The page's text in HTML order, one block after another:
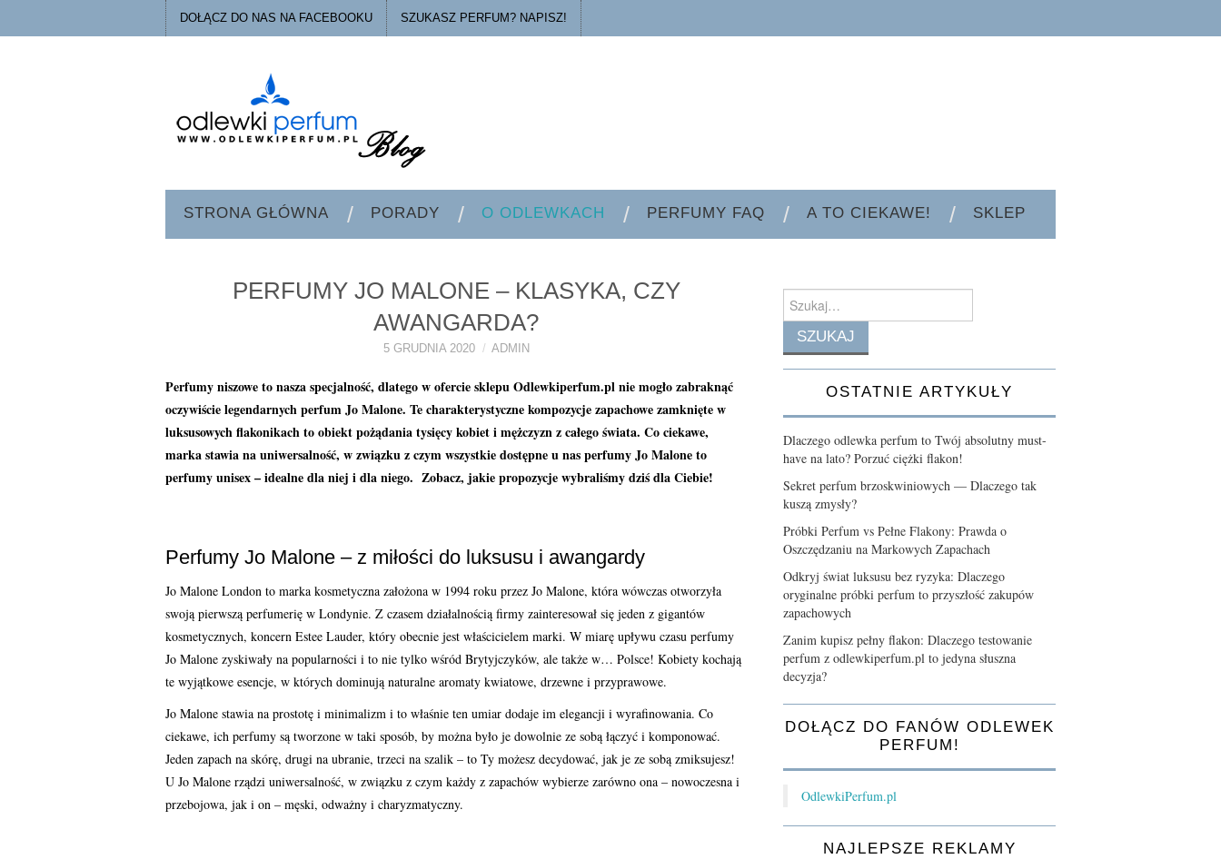
DOŁĄCZ DO NAS NA FACEBOOKU SZUKASZ PERFUM? NAPISZ!
STRONA GŁÓWNA PORADY O ODLEWKACH PERFUMY FAQ A TO CIEKAWE! SKLEP
PERFUMY JO MALONE – KLASYKA, CZY
AWANGARDA?
5 GRUDNIA 2020 ADMIN
Perfumy niszowe to nasza specjalność, dlatego w ofercie sklepu Odlewkiperfum.pl nie mogło zabraknąć
oczywiście legendarnych perfum Jo Malone. Te charakterystyczne kompozycje zapachowe zamknięte w
luksusowych flakonikach to obiekt pożądania tysięcy kobiet i mężczyzn z całego świata. Co ciekawe,
marka stawia na uniwersalność, w związku z czym wszystkie dostępne u nas perfumy Jo Malone to
perfumy unisex – idealne dla niej i dla niego. Zobacz, jakie propozycje wybraliśmy dziś dla Ciebie!
Perfumy Jo Malone – z miłości do luksusu i awangardy
Jo Malone London to marka kosmetyczna założona w 1994 roku przez Jo Malone, która wówczas otworzyła
swoją pierwszą perfumerię w Londynie. Z czasem działalnością firmy zainteresował się jeden z gigantów
kosmetycznych, koncern Estee Lauder, który obecnie jest właścicielem marki. W miarę upływu czasu perfumy
Jo Malone zyskiwały na popularności i to nie tylko wśród Brytyjczyków, ale także w… Polsce! Kobiety kochają
te wyjątkowe esencje, w których dominują naturalne aromaty kwiatowe, drzewne i przyprawowe.
Jo Malone stawia na prostotę i minimalizm i to właśnie ten umiar dodaje im elegancji i wyrafinowania. Co
ciekawe, ich perfumy są tworzone w taki sposób, by można było je dowolnie ze sobą łączyć i komponować.
Jeden zapach na skórę, drugi na ubranie, trzeci na szalik – to Ty możesz decydować, jak je ze sobą zmiksujesz!
U Jo Malone rządzi uniwersalność, w związku z czym każdy z zapachów wybierze zarówno ona – nowoczesna i
przebojowa, jak i on – męski, odważny i charyzmatyczny.
Search
for:
OSTATNIE ARTYKUŁY
Dlaczego odlewka perfum to Twój absolutny must-
have na lato? Porzuć ciężki flakon!
Sekret perfum brzoskwiniowych — Dlaczego tak
kuszą zmysły?
Próbki Perfum vs Pełne Flakony: Prawda o
Oszczędzaniu na Markowych Zapachach
Odkryj świat luksusu bez ryzyka: Dlaczego
oryginalne próbki perfum to przyszłość zakupów
zapachowych
Zanim kupisz pełny flakon: Dlaczego testowanie
perfum z odlewkiperfum.pl to jedyna słuszna
decyzja?
DOŁĄCZ DO FANÓW ODLEWEK
PERFUM!
OdlewkiPerfum.pl
NAJLEPSZE REKLAMY